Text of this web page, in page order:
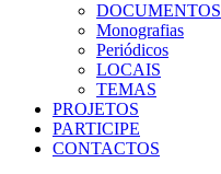
DOCUMENTOS
Monografias
Periódicos
LOCAIS
TEMAS
PROJETOS
PARTICIPE
CONTACTOS